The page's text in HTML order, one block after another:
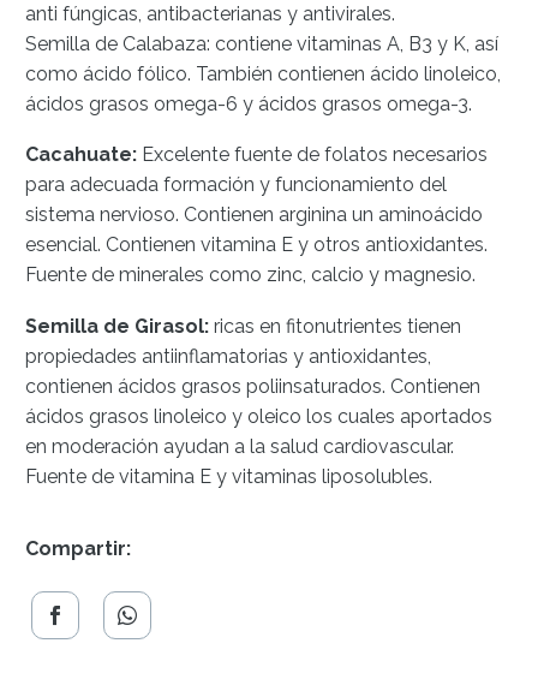
anti fúngicas, antibacterianas y antivirales.
Semilla de Calabaza: contiene vitaminas A, B3 y K, así
como ácido fólico. También contienen ácido linoleico,
ácidos grasos omega-6 y ácidos grasos omega-3.
Cacahuate: Excelente fuente de folatos necesarios
para adecuada formación y funcionamiento del
sistema nervioso. Contienen arginina un aminoácido
esencial. Contienen vitamina E y otros antioxidantes.
Fuente de minerales como zinc, calcio y magnesio.
Semilla de Girasol: ricas en fitonutrientes tienen
propiedades antiinflamatorias y antioxidantes,
contienen ácidos grasos poliinsaturados. Contienen
ácidos grasos linoleico y oleico los cuales aportados
en moderación ayudan a la salud cardiovascular.
Fuente de vitamina E y vitaminas liposolubles.
Compartir: